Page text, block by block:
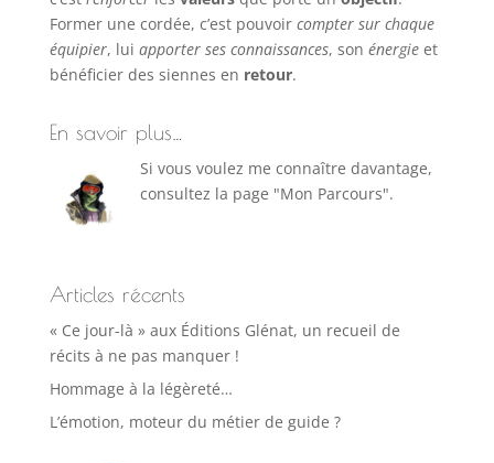
Former une cordée, c’est pouvoircompter sur chaque
équipier, lui apporter ses connaissances, son énergieet
bénéficier des siennes en retour.
En savoir plus…
Si vous voulez me connaître davantage,
consultez la page "Mon Parcours".
Articles récents
« Ce jour-là » aux Éditions Glénat, un recueil de
récits à ne pas manquer !
Hommage à la légèreté…
L’émotion, moteur du métier de guide ?